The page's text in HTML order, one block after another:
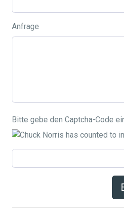
Anfrage
Bitte gebe den Captcha-Code